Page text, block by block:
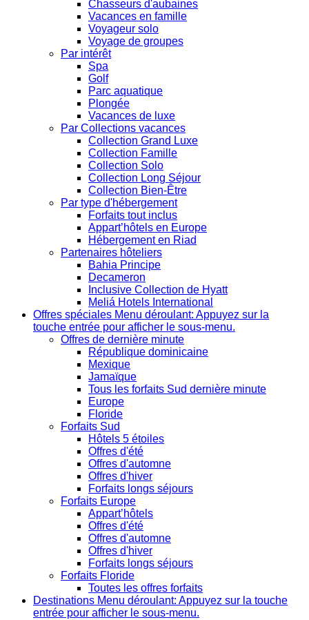
Chasseurs d'aubaines
Vacances en famille
Voyageur solo
Voyage de groupes
Par intérêt
Spa
Golf
Parc aquatique
Plongée
Vacances de luxe
Par Collections vacances
Collection Grand Luxe
Collection Famille
Collection Solo
Collection Long Séjour
Collection Bien-Être
Par type d'hébergement
Forfaits tout inclus
Appart’hôtels en Europe
Hébergement en Riad
Partenaires hôteliers
Bahia Principe
Decameron
Inclusive Collection de Hyatt
Meliá Hotels International
Offres spéciales Menu déroulant: Appuyez sur la
touche entrée pour afficher le sous-menu.
Offres de dernière minute
République dominicaine
Mexique
Jamaïque
Tous les forfaits Sud dernière minute
Europe
Floride
Forfaits Sud
Hôtels 5 étoiles
Offres d'été
Offres d'automne
Offres d'hiver
Forfaits longs séjours
Forfaits Europe
Appart’hôtels
Offres d'été
Offres d'automne
Offres d'hiver
Forfaits longs séjours
Forfaits Floride
Toutes les offres forfaits
Destinations Menu déroulant: Appuyez sur la touche
entrée pour afficher le sous-menu.